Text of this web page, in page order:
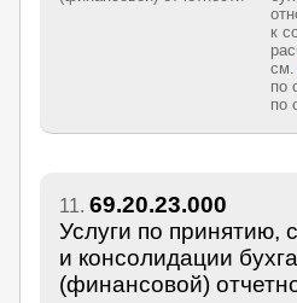
к
см.
по
по
11. 69.20.23.000
Услуги по принятию,
и консолидации
(финансовой)